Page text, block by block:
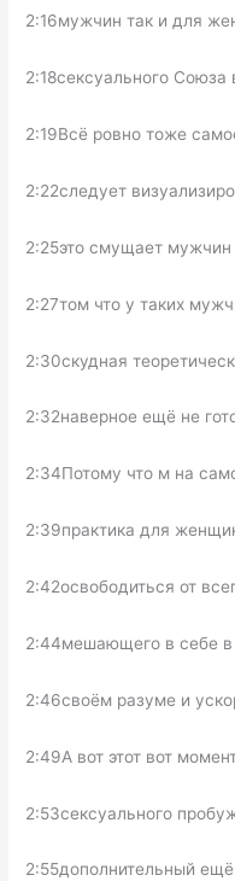
2:16мужчин так и для
2:18сексуального Союза
2:19Всё ровно тоже
2:22следует
2:25это смущает мужчин
2:27том что у таких
2:30скудная
2:32наверное ещё не
2:34Потому что м на
2:39практика для
2:42освободиться от
2:44мешающего в себе
2:46своём разуме и
2:49А вот этот вот
2:53сексуального
2:55дополнительный